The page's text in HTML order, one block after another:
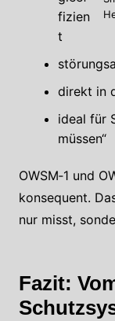
fizien
t
direkt in
ideal für
müssen“
OWSM‑1 und
konsequent.
nur misst,
Fazit: